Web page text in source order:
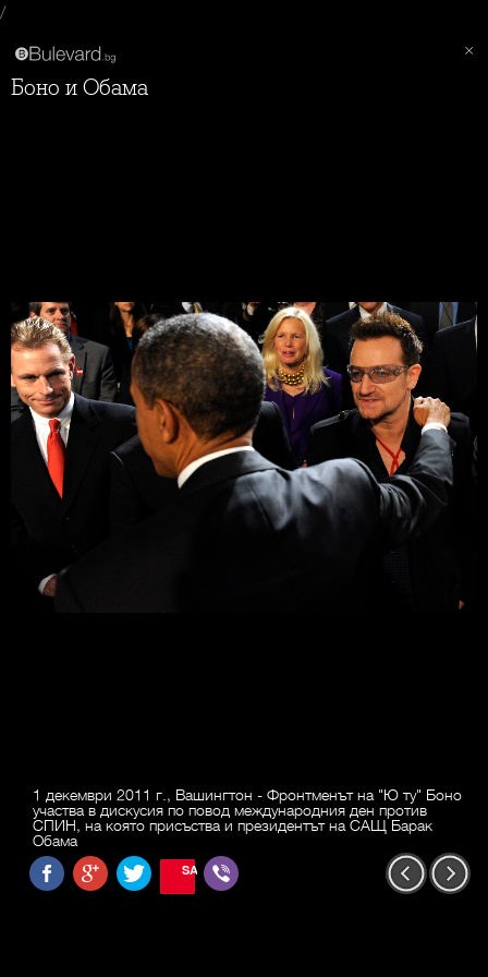
/
Боно и Обама
1 декември 2011 г., Вашингтон - Фронтменът на "Ю ту" Боно
участва в дискусия по повод международния ден против
СПИН, на която присъства и президентът на САЩ Барак
Обама
SAVE